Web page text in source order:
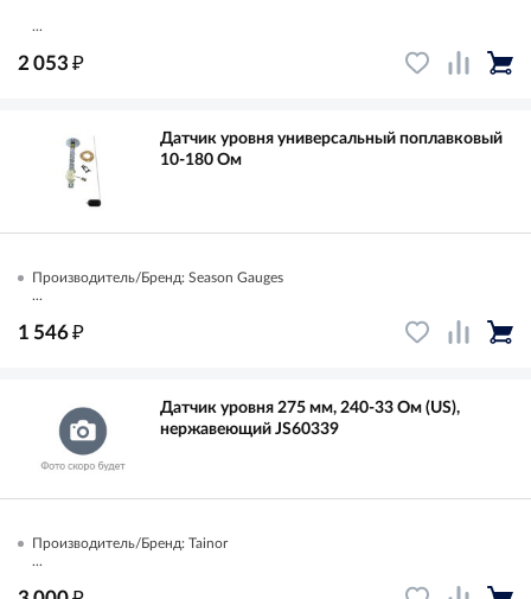
...
2 053₽
Датчик уровня универсальный поплавковый
10-180 Ом
Производитель/Бренд: Season Gauges
...
1 546₽
Датчик уровня 275 мм, 240-33 Ом (US),
нержавеющий JS60339
Производитель/Бренд: Tainor
...